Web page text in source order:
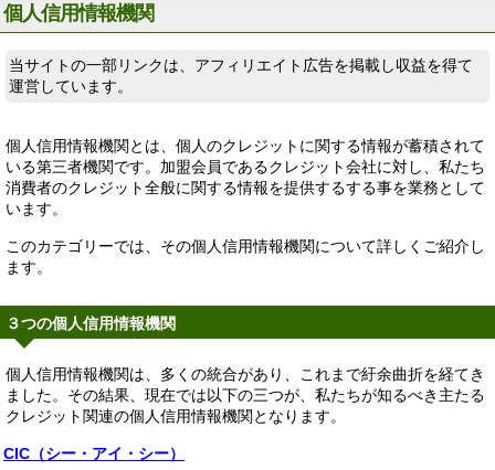
個人信用情報機関
当サイトの一部リンクは、アフィリエイト広告を掲載し収益を得て
運営しています。
個人信用情報機関とは、個人のクレジットに関する情報が蓄積されて
いる第三者機関です。加盟会員であるクレジット会社に対し、私たち
消費者のクレジット全般に関する情報を提供するする事を業務として
います。
このカテゴリーでは、その個人信用情報機関について詳しくご紹介し
ます。
３つの個人信用情報機関
個人信用情報機関は、多くの統合があり、これまで紆余曲折を経てき
ました。その結果、現在では以下の三つが、私たちが知るべき主たる
クレジット関連の個人信用情報機関となります。
CIC（シー・アイ・シー）